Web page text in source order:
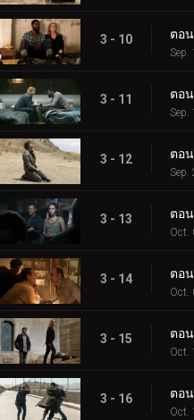
3 - 10 ตอ
Sep.
3 - 11 ตอ
Sep.
3 - 12 ตอ
Sep.
3 - 13
Oct.
3 - 14 ตอ
Oct.
3 - 15 ตอ
Oct.
3 - 16 ตอ
Oct.